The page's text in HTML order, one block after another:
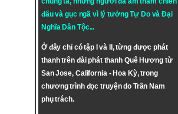
đấu và gục ngã vì lý tưởngTự DovàĐại
Nghĩa Dân Tộc...
Ở đây chỉ có tập I và II, từng được phát
thanh trên đài phát thanh Quê Hương từ
San Jose, California - Hoa Kỳ, trong
chương trình đọc truyện do Trần Nam
phụ trách.